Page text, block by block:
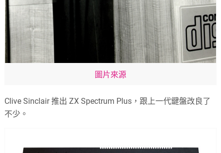
圖片來源
Clive Sinclair 推出 ZX Spectrum Plus，跟上一代鍵盤改良了
不少。